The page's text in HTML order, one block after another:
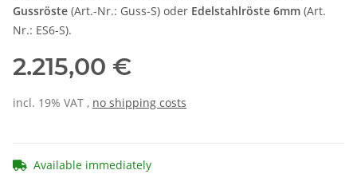
Gussröste (Art.-Nr.: Guss-S) oder Edelstahlröste 6mm (Art.
Nr.: ES6-S).
2.215,00 €
incl. 19% VAT , no shipping costs
Available immediately